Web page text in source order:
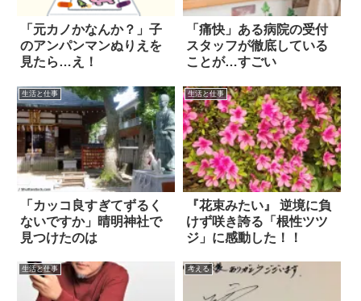
「元カノかなんか？」子
のアンパンマンぬりえを
見たら…え！
「痛快」ある病院の受付
スタッフが徹底している
ことが…すごい
生活と仕事
「カッコ良すぎてずるく
ないですか」晴明神社で
見つけたのは
生活と仕事
『花束みたい』 逆境に負
けず咲き誇る「根性ツツ
ジ」に感動した！！
生活と仕事 考える